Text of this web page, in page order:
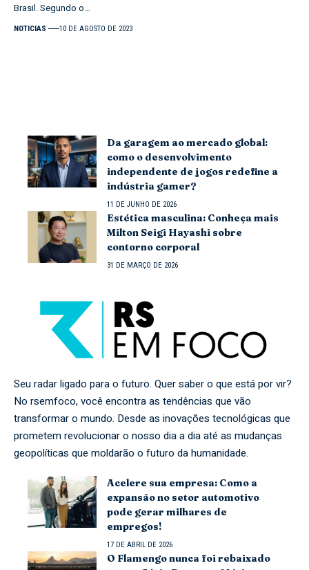
Brasil. Segundo o…
NOTICIAS 10 DE AGOSTO DE 2023
Da garagem ao mercado global:
como o desenvolvimento
independente de jogos redefine a
indústria gamer?
11 DE JUNHO DE 2026
Estética masculina: Conheça mais
Milton Seigi Hayashi sobre
contorno corporal
31 DE MARÇO DE 2026
Seu radar ligado para o futuro. Quer saber o que está por vir?
No rsemfoco, você encontra as tendências que vão
transformar o mundo. Desde as inovações tecnológicas que
prometem revolucionar o nosso dia a dia até as mudanças
geopolíticas que moldarão o futuro da humanidade.
Acelere sua empresa: Como a
expansão no setor automotivo
pode gerar milhares de
empregos!
17 DE ABRIL DE 2026
O Flamengo nunca foi rebaixado